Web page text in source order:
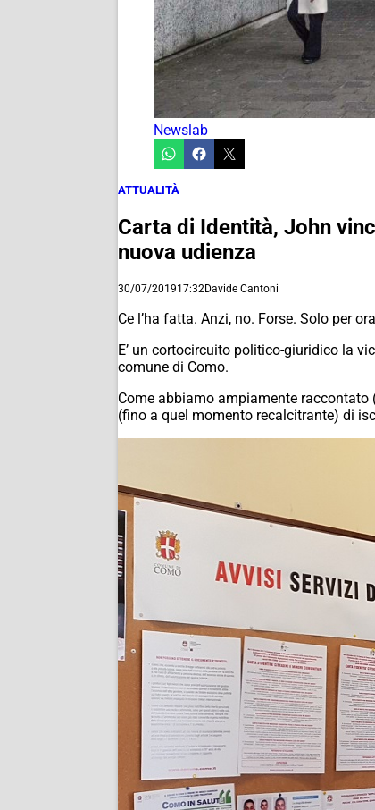
Newslab
ATTUALITÀ
Carta di Identità, John
nuova udienza
30/07/201917:32Davide Cantoni
Ce l’ha fatta. Anzi, no. Forse. Solo per
E’ un cortocircuito politico-giuridico la
comune di Como.
Come abbiamo ampiamente raccontato
(fino a quel momento recalcitrante) di